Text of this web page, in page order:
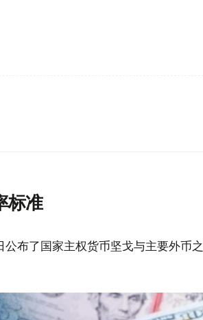
标准
布了国家主权货币坚戈与主要外币之